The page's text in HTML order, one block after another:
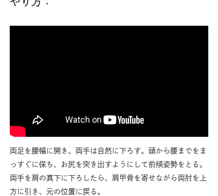
両足を腰幅に開き、両手は自然に下ろす。頭から腰までをま
っすぐに保ち、お尻を突き出すようにして前傾姿勢をとる。
両手を肩の真下に下ろしたら、肩甲骨を寄せながら両肘を上
方に引き、元の位置に戻る。